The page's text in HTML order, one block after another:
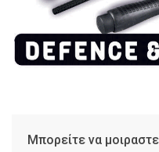
Μπορείτε να